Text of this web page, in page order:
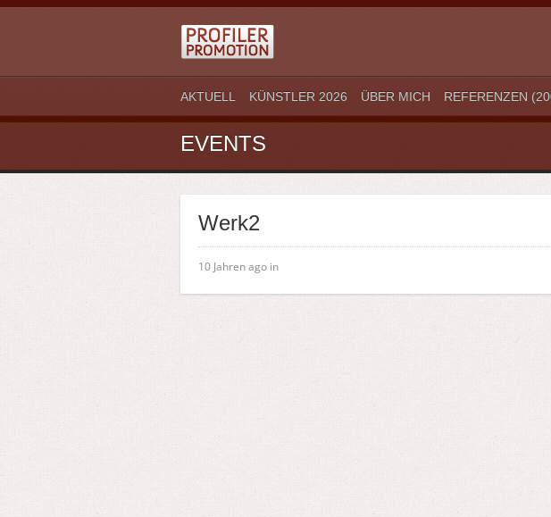
AKTUELL KÜNSTLER 2026 ÜBER MICH REFERENZEN
EVENTS
Werk2
10 Jahren ago in